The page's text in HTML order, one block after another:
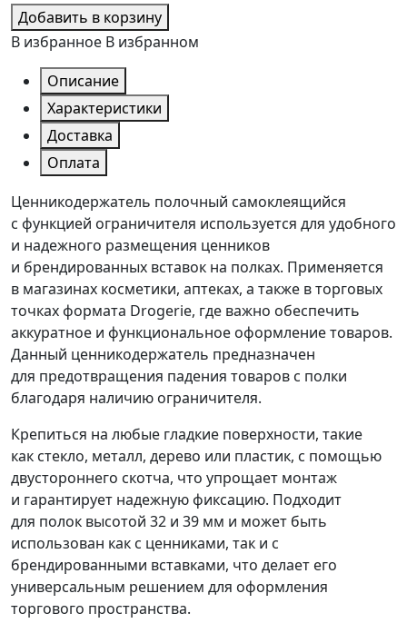
Добавить в корзину
В избранное В избранном
Описание
Характеристики
Доставка
Оплата
Ценникодержатель полочный самоклеящийся
с функцией ограничителя используется для удобного
и надежного размещения ценников
и брендированных вставок на полках. Применяется
в магазинах косметики, аптеках, а также в торговых
точках формата Drogerie, где важно обеспечить
аккуратное и функциональное оформление товаров.
Данный ценникодержатель предназначен
для предотвращения падения товаров с полки
благодаря наличию ограничителя.
Крепиться на любые гладкие поверхности, такие
как стекло, металл, дерево или пластик, с помощью
двустороннего скотча, что упрощает монтаж
и гарантирует надежную фиксацию. Подходит
для полок высотой 32 и 39 мм и может быть
использован как с ценниками, так и с
брендированными вставками, что делает его
универсальным решением для оформления
торгового пространства.